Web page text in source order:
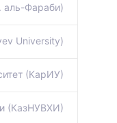
аль-Фараби)
University)
(КарИУ)
(КазНУВХИ)